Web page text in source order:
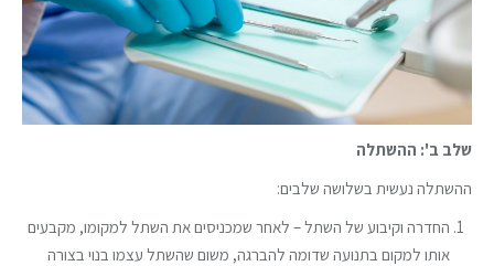
שלב ב': ההשתלה
ההשתלה נעשית בשלושה שלבים:
החדרה וקיבוע של השתל – לאחר שמכניסים את השתל למקומו, מקבעים
אותו למקום בתנועה שדומה להברגה, משום שהשתל עצמו בנוי בצורה